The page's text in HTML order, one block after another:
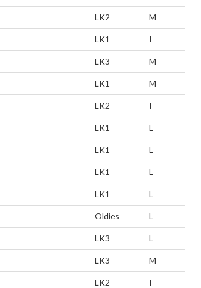
LK2 M
LK1 I
LK3 M
LK1 M
LK2 I
LK1 L
LK1 L
LK1 L
LK1 L
Oldies L
LK3 L
LK3 M
LK2 I